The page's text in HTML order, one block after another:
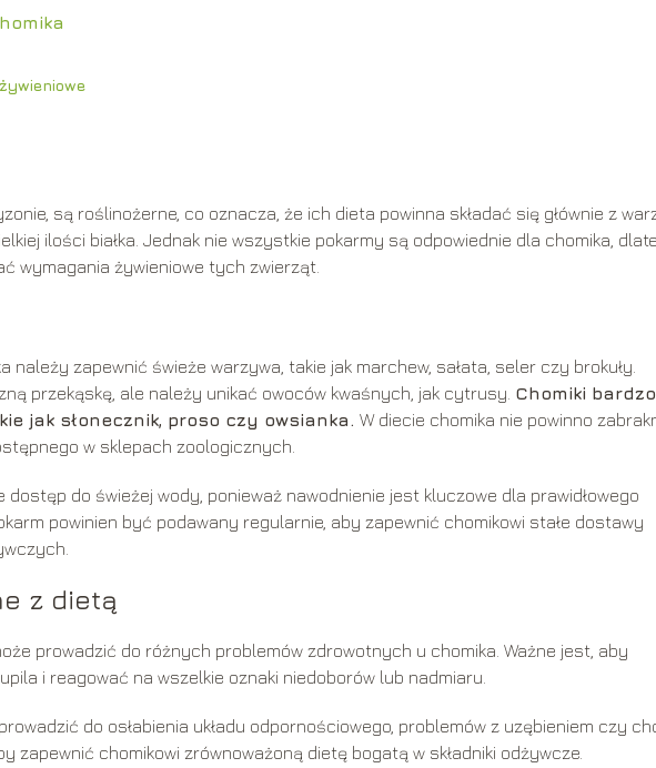
są roślinożerne, co oznacza, że ich dieta powinna składać się głównie z
ilości białka. Jednak nie wszystkie pokarmy są odpowiednie dla chomika,
wymagania żywieniowe tych zwierząt.
należy zapewnić świeże warzywa, takie jak marchew, sałata, seler czy brokuły.
przekąskę, ale należy unikać owoców kwaśnych, jak cytrusy. Chomiki bardzo
jak słonecznik, proso czy owsianka. W diecie chomika nie powinno
w sklepach zoologicznych.
dostęp do świeżej wody, ponieważ nawodnienie jest kluczowe dla prawidłowego
powinien być podawany regularnie, aby zapewnić chomikowi stałe dostawy
z dietą
prowadzić do różnych problemów zdrowotnych u chomika. Ważne jest, aby
i reagować na wszelkie oznaki niedoborów lub nadmiaru.
do osłabienia układu odpornościowego, problemów z uzębieniem czy
zapewnić chomikowi zrównoważoną dietę bogatą w składniki odżywcze.